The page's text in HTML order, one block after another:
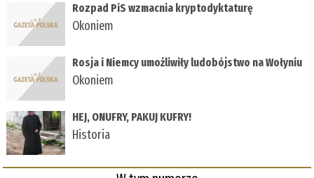
Rozpad PiS wzmacnia kryptodyktaturę
Okoniem
Rosja i Niemcy umożliwiły ludobójstwo na Wołyniu
Okoniem
HEJ, ONUFRY, PAKUJ KUFRY!
Historia